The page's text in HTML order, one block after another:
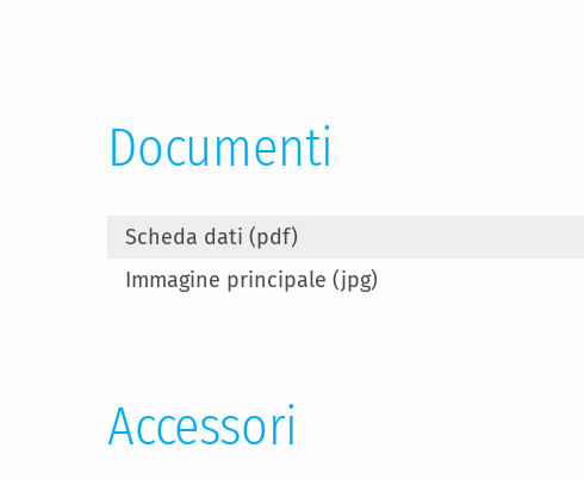
Documenti
Scheda dati (pdf)
Immagine principale (jpg)
Accessori